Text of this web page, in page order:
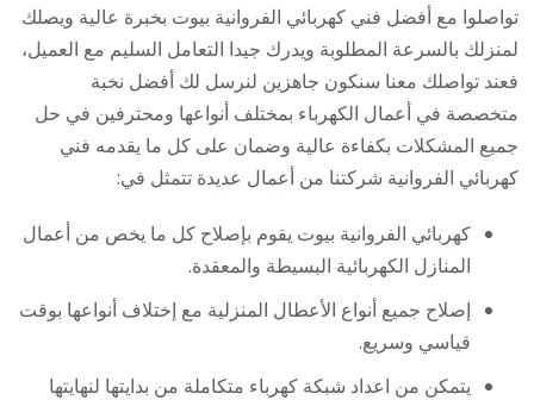
تواصلوا مع أفضل فني كهربائي الفروانية بيوت بخبرة عالية ويصلك
لمنزلك بالسرعة المطلوبة ويدرك جيدا التعامل السليم مع العميل،
فعند تواصلك معنا سنكون جاهزين لنرسل لك أفضل نخبة
متخصصة في أعمال الكهرباء بمختلف أنواعها ومحترفين في حل
جميع المشكلات بكفاءة عالية وضمان على كل ما يقدمه فني
كهربائي الفروانية شركتنا من أعمال عديدة تتمثل في:
كهربائي الفروانية بيوت يقوم بإصلاح كل ما يخص من أعمال
المنازل الكهربائية البسيطة والمعقدة.
إصلاح جميع أنواع الأعطال المنزلية مع إختلاف أنواعها بوقت
قياسي وسريع.
يتمكن من اعداد شبكة كهرباء متكاملة من بدايتها لنهايتها